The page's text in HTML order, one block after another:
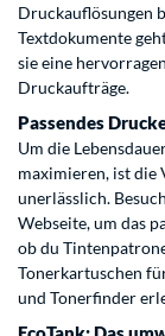
Druckauflösungen
Textdokumente
sie eine
Druckaufträge.
Passendes
Um die
maximieren, ist die
unerlässlich.
Webseite, um das
ob du
Tonerkartuschen
und Tonerfinder